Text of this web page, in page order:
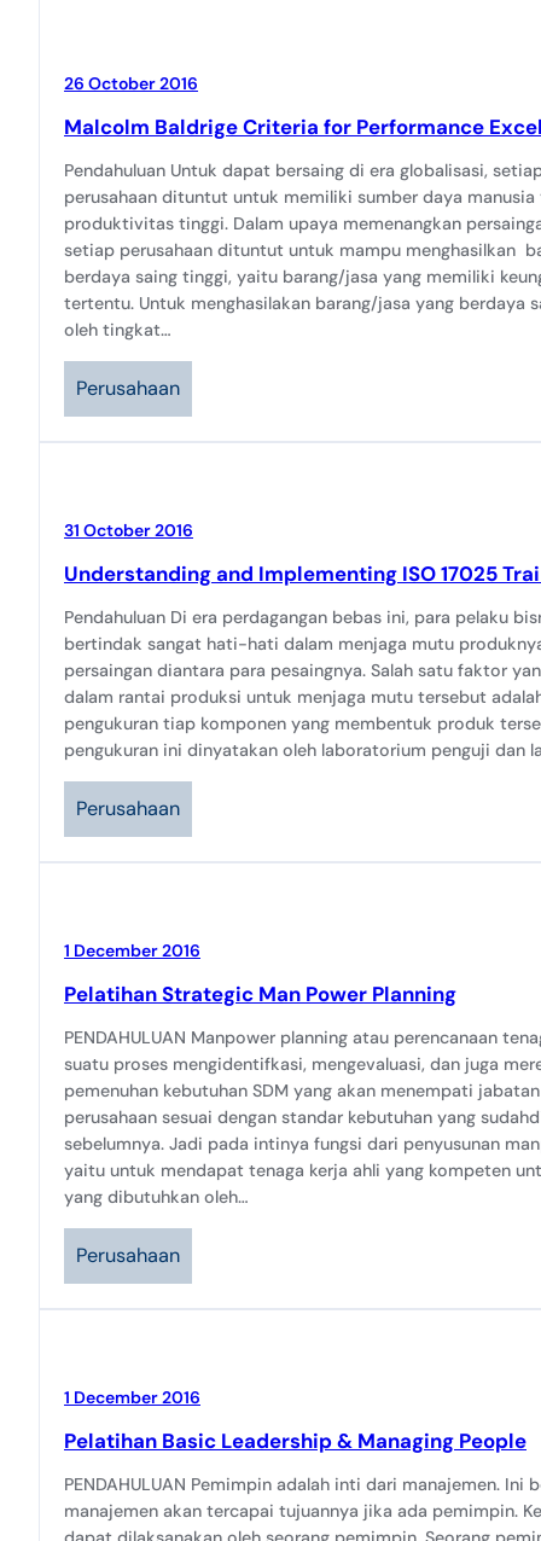
26 October 2016
Malcolm Baldrige Criteria for Performance
Pendahuluan Untuk dapat bersaing di era globalisasi,
perusahaan dituntut untuk memiliki sumber daya
produktivitas tinggi. Dalam upaya memenangkan
setiap perusahaan dituntut untuk mampu menghasilkan
berdaya saing tinggi, yaitu barang/jasa yang memiliki
tertentu. Untuk menghasilakan barang/jasa yang berdaya
oleh tingkat…
Perusahaan
31 October 2016
Understanding and Implementing ISO 17025
Pendahuluan Di era perdagangan bebas ini, para pelaku
bertindak sangat hati-hati dalam menjaga mutu
persaingan diantara para pesaingnya. Salah satu faktor
dalam rantai produksi untuk menjaga mutu tersebut
pengukuran tiap komponen yang membentuk produk
pengukuran ini dinyatakan oleh laboratorium penguji dan
Perusahaan
1 December 2016
Pelatihan Strategic Man Power Planning
PENDAHULUAN Manpower planning atau perencanaan
suatu proses mengidentifkasi, mengevaluasi, dan juga
pemenuhan kebutuhan SDM yang akan menempati
perusahaan sesuai dengan standar kebutuhan yang
sebelumnya. Jadi pada intinya fungsi dari penyusunan
yaitu untuk mendapat tenaga kerja ahli yang kompeten
yang dibutuhkan oleh…
Perusahaan
1 December 2016
Pelatihan Basic Leadership & Managing People
PENDAHULUAN Pemimpin adalah inti dari manajemen. Ini
manajemen akan tercapai tujuannya jika ada pemimpin.